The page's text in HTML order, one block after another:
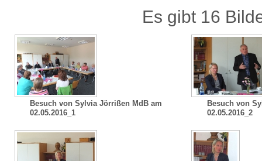
Es gibt 16
Besuch von Sylvia Jörrißen MdB am
02.05.2016_1
Besuch von
02.05.2016_2